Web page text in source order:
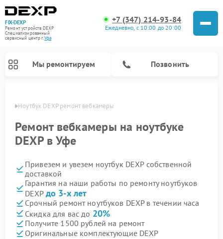
FIX-DEXP
Ремонт устройств DEXP
Специализированный
cервисный центр г.Уфа
+7 (347) 214-93-84
Ежедневно, с 10:00 до 20:00
Мы ремонтируем Позвонить
Уфе Ноутбук DEXP ремонт вебкамеры
Ремонт вебкамеры на ноутбуке
DEXP в Уфе
Привезем и увезем ноутбук DEXP собственной
доставкой
Гарантия на наши работы по ремонту ноутбуков
DEXP до 3-х лет
Срочный ремонт ноутбуков DEXP в течении часа
Скидка для вас до 20%
Получите 1500 рублей на ремонт
Оригинальные комплектующие DEXP